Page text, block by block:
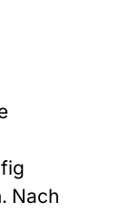
Nach